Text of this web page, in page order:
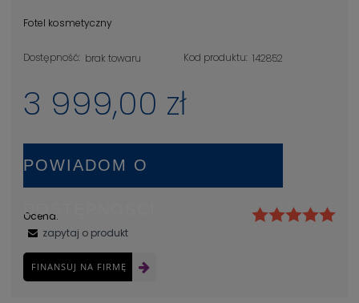
Fotel kosmetyczny
Dostępność: brak towaru Kod produktu: 142852
3 999,00 zł
POWIADOM O
DOSTĘPNOŚCI
Ocena:
zapytaj o produkt
FINANSUJ NA FIRMĘ